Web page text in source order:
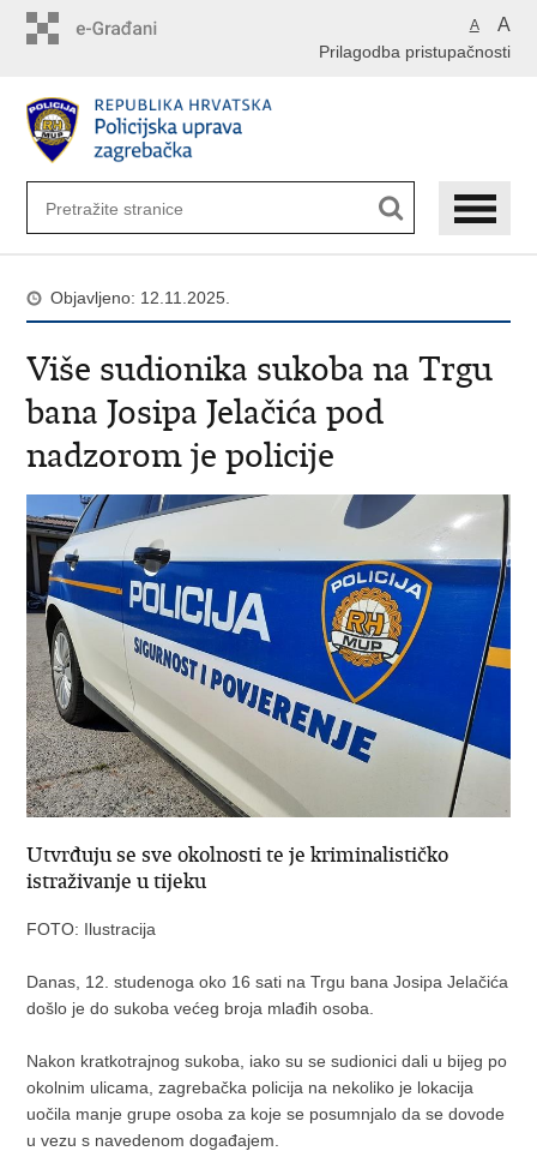
A A
Prilagodba pristupačnosti
Objavljeno: 12.11.2025.
Više sudionika sukoba na Trgu
bana Josipa Jelačića pod
nadzorom je policije
Utvrđuju se sve okolnosti te je kriminalističko
istraživanje u tijeku
FOTO: Ilustracija
Danas, 12. studenoga oko 16 sati na Trgu bana Josipa Jelačića
došlo je do sukoba većeg broja mlađih osoba.
Nakon kratkotrajnog sukoba, iako su se sudionici dali u bijeg po
okolnim ulicama, zagrebačka policija na nekoliko je lokacija
uočila manje grupe osoba za koje se posumnjalo da se dovode
u vezu s navedenom događajem.